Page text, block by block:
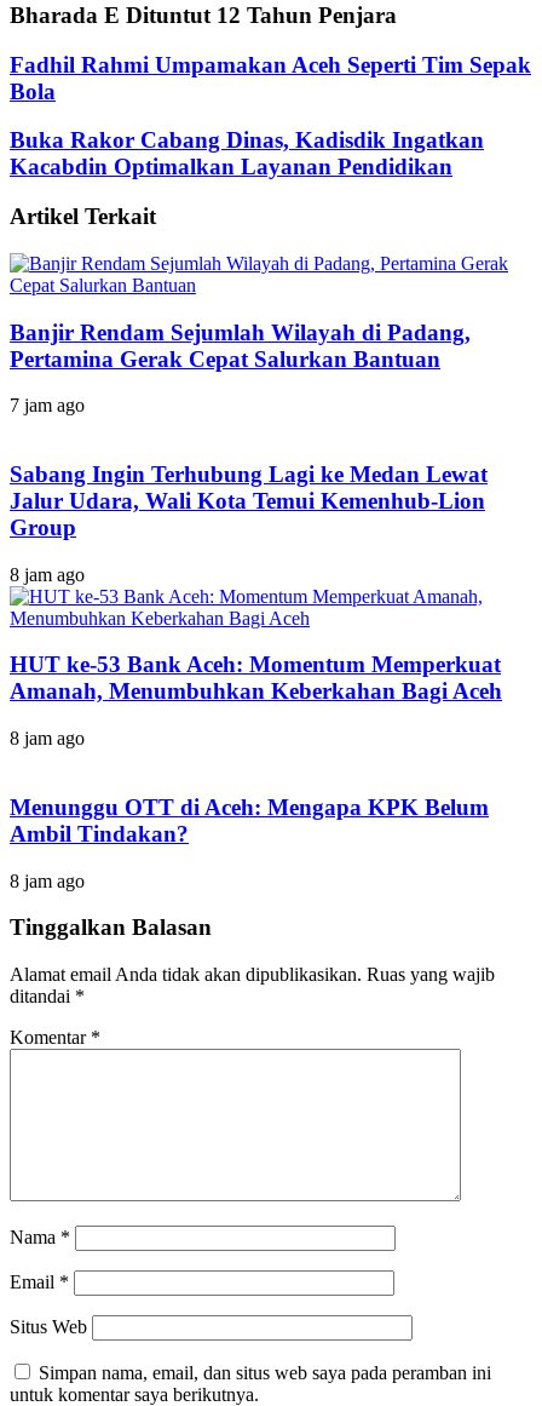
Bharada E Dituntut 12 Tahun Penjara
Fadhil Rahmi Umpamakan Aceh Seperti Tim Sepak
Bola
Buka Rakor Cabang Dinas, Kadisdik Ingatkan
Kacabdin Optimalkan Layanan Pendidikan
Artikel Terkait
Banjir Rendam Sejumlah Wilayah di Padang,
Pertamina Gerak Cepat Salurkan Bantuan
7 jam ago
Sabang Ingin Terhubung Lagi ke Medan Lewat
Jalur Udara, Wali Kota Temui Kemenhub-Lion
Group
8 jam ago
HUT ke-53 Bank Aceh: Momentum Memperkuat
Amanah, Menumbuhkan Keberkahan Bagi Aceh
8 jam ago
Menunggu OTT di Aceh: Mengapa KPK Belum
Ambil Tindakan?
8 jam ago
Tinggalkan Balasan
Alamat email Anda tidak akan dipublikasikan. Ruas yang wajib
ditandai *
Komentar *
Nama *
Email *
Situs Web
Simpan nama, email, dan situs web saya pada peramban ini
untuk komentar saya berikutnya.